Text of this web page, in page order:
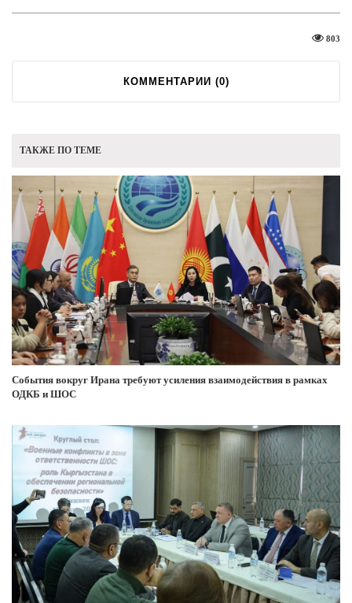
803
КОММЕНТАРИИ (0)
ТАКЖЕ ПО ТЕМЕ
События вокруг Ирана требуют усиления взаимодействия в рамках
ОДКБ и ШОС